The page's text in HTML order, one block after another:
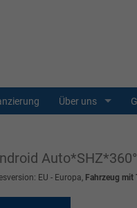
Über uns
EU - Europa, Fahrzeug mit